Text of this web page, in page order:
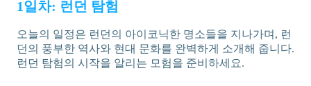
1일차: 런던 탐험
오늘의 일정은 런던의 아이코닉한 명소들을 지나가며, 런
던의 풍부한 역사와 현대 문화를 완벽하게 소개해 줍니다.
런던 탐험의 시작을 알리는 모험을 준비하세요.